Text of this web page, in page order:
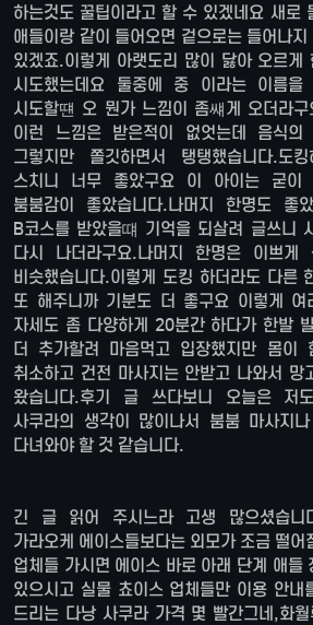
하는것도 꿀팁이라고 할 수 있겠네요 새로
애들이랑 같이 들어오면 겉으로는 들어나
있겠죠.이렇게 아랫도리 많이 닳아 오르게
시도했는데요 둘중에 중 이라는 이름
시도할떈 오 뭔가 느낌이 좀썌게 오더라
이런 느낌은 받은적이 없엇는데 음식
그렇지만 쫄깃하면서 탱탱했습니다.도
스치니 너무 좋았구요 이 아이는 굳이
붐붐감이 좋았습니다.나머지 한명도 좋
B코스를 받았을떄 기억을 되살려 글쓰니
다시 나더라구요.나머지 한명은 이쁘게
비슷했습니다.이렇게 도킹 하더라도 다른
또 해주니까 기분도 더 좋구요 이렇게 여
자세도 좀 다양하게 20분간 하다가 한발
더 추가할려 마음먹고 입장했지만 몸이
취소하고 건전 마사지는 안받고 나와서 망
왔습니다.후기 글 쓰다보니 오늘은 저
사쿠라의 생각이 많이나서 붐붐 마사지
다녀와야 할 것 같습니다.
긴 글 읽어 주시느라 고생 많으셨습니
가라오케 에이스들보다는 외모가 조금 떨
업체들 가시면 에이스 바로 아래 단계 애들
있으시고 실물 쵸이스 업체들만 이용 안내
드리는 다낭 사쿠라 가격 몇 빨간그네,화